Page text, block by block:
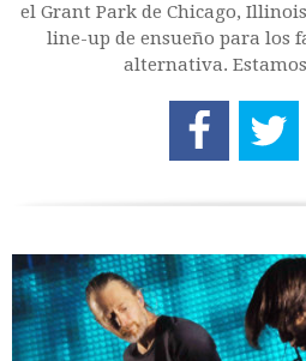
el Grant Park de Chicago,
line-up de ensueño para los
alternativa.